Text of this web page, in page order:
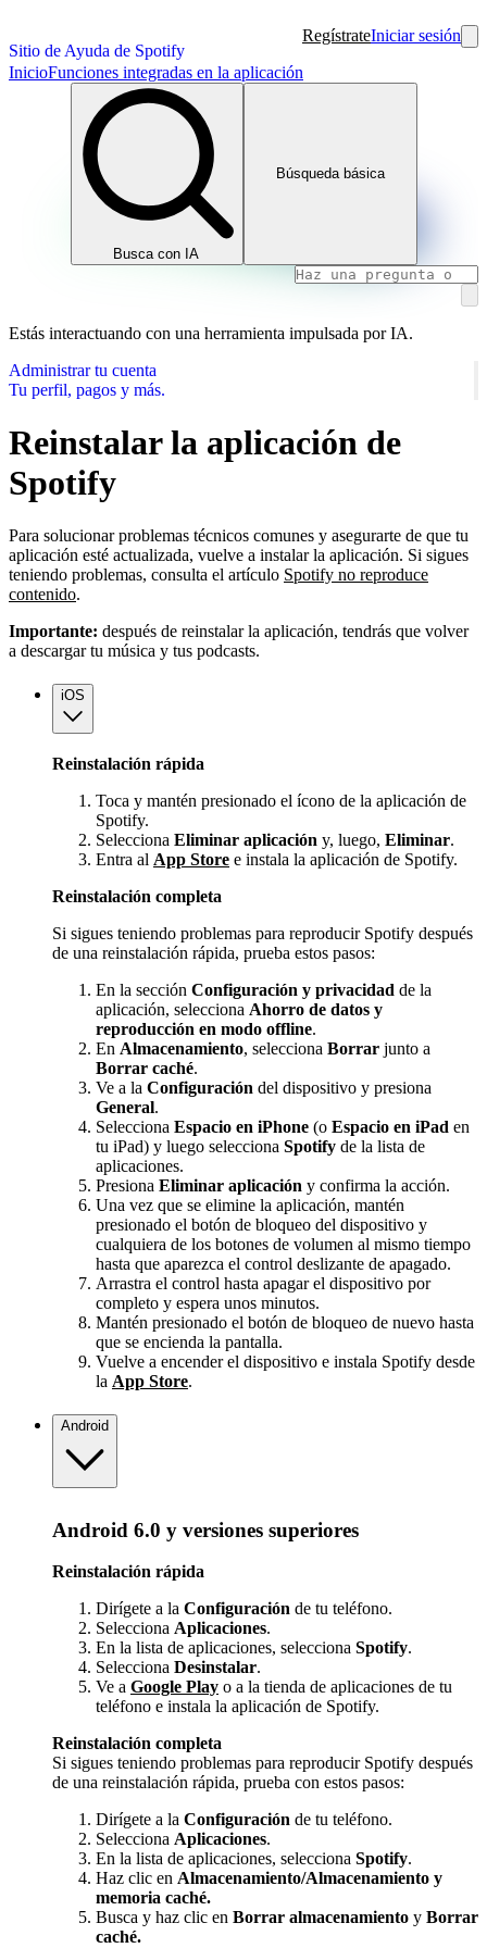
Sitio de Ayuda de Spotify
RegístrateIniciar sesión
InicioFunciones integradas en la aplicación
Busca con IA
Búsqueda básica
Estás interactuando con una herramienta impulsada por IA.
Administrar tu cuenta
Tu perfil, pagos y más.
Reinstalar la aplicación de
Spotify
Para solucionar problemas técnicos comunes y asegurarte de que tu
aplicación esté actualizada, vuelve a instalar la aplicación. Si sigues
teniendo problemas, consulta el artículo Spotify no reproduce
contenido.
Importante: después de reinstalar la aplicación, tendrás que volver
a descargar tu música y tus podcasts.
iOS
Reinstalación rápida
Toca y mantén presionado el ícono de la aplicación de
Spotify.
Selecciona Eliminar aplicación y, luego, Eliminar.
Entra al App Store e instala la aplicación de Spotify.
Reinstalación completa
Si sigues teniendo problemas para reproducir Spotify después
de una reinstalación rápida, prueba estos pasos:
En la sección Configuración y privacidad de la
aplicación, selecciona Ahorro de datos y
reproducción en modo offline.
En Almacenamiento, selecciona Borrar junto a
Borrar caché.
Ve a la Configuración del dispositivo y presiona
General.
Selecciona Espacio en iPhone (o Espacio en iPad en
tu iPad) y luego selecciona Spotify de la lista de
aplicaciones.
Presiona Eliminar aplicación y confirma la acción.
Una vez que se elimine la aplicación, mantén
presionado el botón de bloqueo del dispositivo y
cualquiera de los botones de volumen al mismo tiempo
hasta que aparezca el control deslizante de apagado.
Arrastra el control hasta apagar el dispositivo por
completo y espera unos minutos.
Mantén presionado el botón de bloqueo de nuevo hasta
que se encienda la pantalla.
Vuelve a encender el dispositivo e instala Spotify desde
la App Store.
Android
Android 6.0 y versiones superiores
Reinstalación rápida
Dirígete a la Configuración de tu teléfono.
Selecciona Aplicaciones.
En la lista de aplicaciones, selecciona Spotify.
Selecciona Desinstalar.
Ve a Google Play o a la tienda de aplicaciones de tu
teléfono e instala la aplicación de Spotify.
Reinstalación completa
Si sigues teniendo problemas para reproducir Spotify después
de una reinstalación rápida, prueba con estos pasos:
Dirígete a la Configuración de tu teléfono.
Selecciona Aplicaciones.
En la lista de aplicaciones, selecciona Spotify.
Haz clic en Almacenamiento/Almacenamiento y
memoria caché.
Busca y haz clic en Borrar almacenamiento y Borrar
caché.